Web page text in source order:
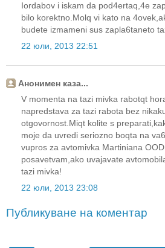
Iordabov i iskam da pod4ertaq,4e
bilo korektno.Molq vi kato na
budete izmameni sus zapla6taneto
22 юли, 2013 22:51
Анонимен каза...
V momenta na tazi mivka rabotqt
napredstava za tazi rabota bez
otgovornost.Miqt kolite s
moje da uvredi seriozno boqta na
vupros za avtomivka Martiniana
posavetvam,ako uvajavate
tazi mivka!
22 юли, 2013 23:08
Публикуване на коментар